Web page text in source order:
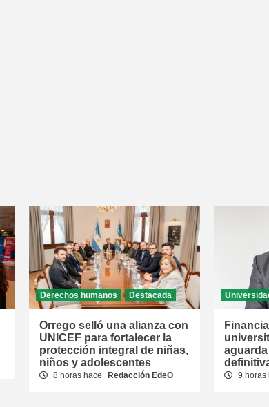
Derechos humanos Destacada
Orrego selló una alianza con
UNICEF para fortalecer la
protección integral de niñas,
niños y adolescentes
8 horas hace Redacción EdeO 9